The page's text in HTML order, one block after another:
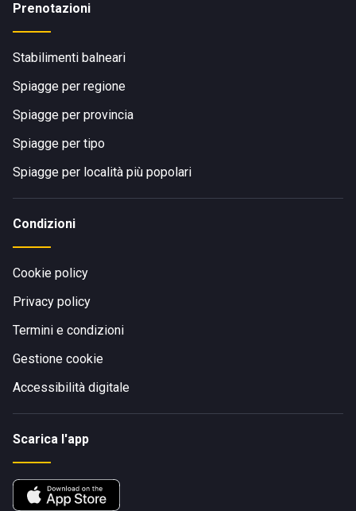
Prenotazioni
Stabilimenti balneari
Spiagge per regione
Spiagge per provincia
Spiagge per tipo
Spiagge per località più popolari
Condizioni
Cookie policy
Privacy policy
Termini e condizioni
Gestione cookie
Accessibilità digitale
Scarica l'app